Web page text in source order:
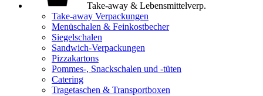
Take-away & Lebensmittelverp.
Take-away Verpackungen
Menüschalen & Feinkostbecher
Siegelschalen
Sandwich-Verpackungen
Pizzakartons
Pommes-, Snackschalen und -tüten
Catering
Tragetaschen & Transportboxen